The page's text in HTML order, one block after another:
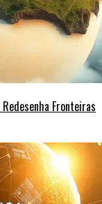
Fronteiras